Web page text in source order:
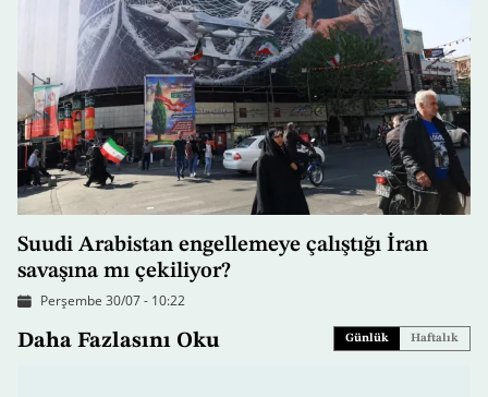
Suudi Arabistan engellemeye çalıştığı İran
savaşına mı çekiliyor?
Perşembe 30/07 - 10:22
Daha Fazlasını Oku Günlük Haftalık